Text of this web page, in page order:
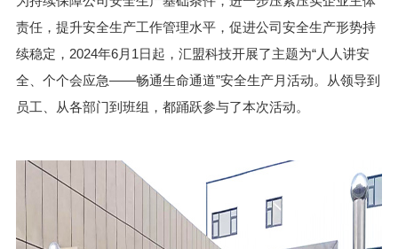
责任，提升安全生产工作管理水平，促进公司安全生产形势持
续稳定，2024年6月1日起，汇盟科技开展了主题为“人人讲安
全、个个会应急——畅通生命通道”安全生产月活动。从领导到
员工、从各部门到班组，都踊跃参与了本次活动。